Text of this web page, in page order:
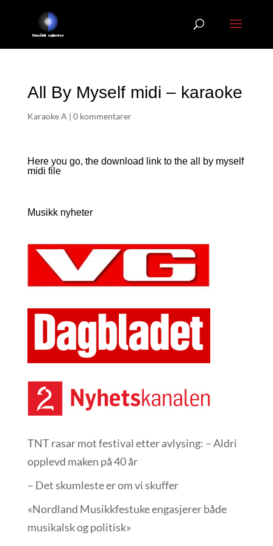
All By Myself midi – karaoke
Karaoke A | 0 kommentarer
Here you go, the download link to the all by myself
midi file
Musikk nyheter
TNT rasar mot festival etter avlysing: – Aldri
opplevd maken på 40 år
– Det skumleste er om vi skuffer
«Nordland Musikkfest­uke engasjerer både
musikalsk og politisk»